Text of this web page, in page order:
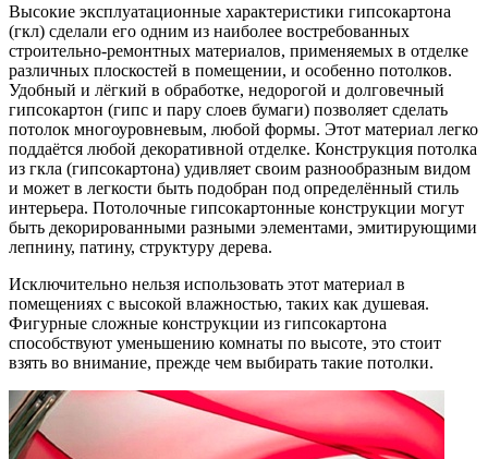
Высокие эксплуатационные характеристики гипсокартона
(гкл) сделали его одним из наиболее востребованных
строительно-ремонтных материалов, применяемых в отделке
различных плоскостей в помещении, и особенно потолков.
Удобный и лёгкий в обработке, недорогой и долговечный
гипсокартон (гипс и пару слоев бумаги) позволяет сделать
потолок многоуровневым, любой формы. Этот материал легко
поддаётся любой декоративной отделке. Конструкция потолка
из гкла (гипсокартона) удивляет своим разнообразным видом
и может в легкости быть подобран под определённый стиль
интерьера. Потолочные гипсокартонные конструкции могут
быть декорированными разными элементами, эмитирующими
лепнину, патину, структуру дерева.
Исключительно нельзя использовать этот материал в
помещениях с высокой влажностью, таких как душевая.
Фигурные сложные конструкции из гипсокартона
способствуют уменьшению комнаты по высоте, это стоит
взять во внимание, прежде чем выбирать такие потолки.